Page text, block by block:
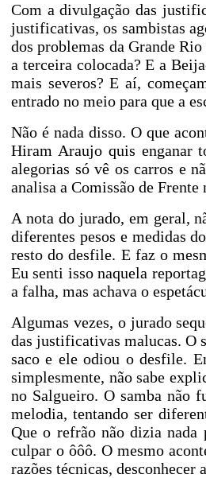
Com a divulgação das
justificativas, os sambistas
dos problemas da Grande
a terceira colocada? E a
mais severos? E aí,
entrado no meio para que a
Não é nada disso. O que
Hiram Araujo quis enganar
alegorias só vê os carros e
analisa a Comissão de
A nota do jurado, em geral,
diferentes pesos e medidas
resto do desfile. E faz o
Eu senti isso naquela
a falha, mas achava o
Algumas vezes, o jurado
das justificativas malucas. O
saco e ele odiou o desfile.
simplesmente, não sabe
no Salgueiro. O samba não
melodia, tentando ser
Que o refrão não dizia nada
culpar o ôôô. O mesmo
razões técnicas,